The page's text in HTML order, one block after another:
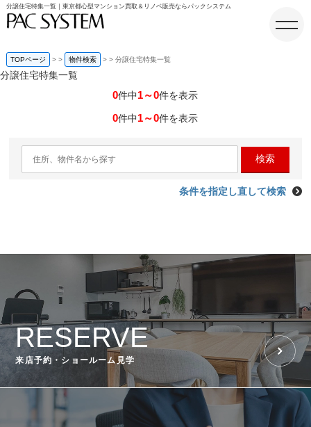
分譲住宅特集一覧｜東京都心型マンション買取＆リノベ販売ならパックシステム
TOPページ > 物件検索 > 分譲住宅特集一覧
分譲住宅特集一覧
0件中1～0件を表示
0件中1～0件を表示
検索
条件を指定し直して検索
RESERVE
来店予約・ショールーム見学